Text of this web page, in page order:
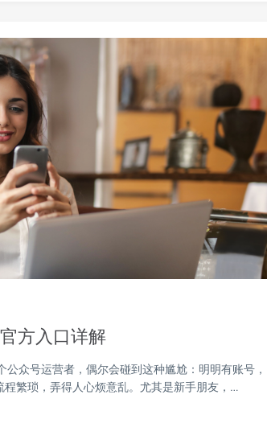
方入口详解
众号运营者，偶尔会碰到这种尴尬：明明有账号，
繁琐，弄得人心烦意乱。尤其是新手朋友，…